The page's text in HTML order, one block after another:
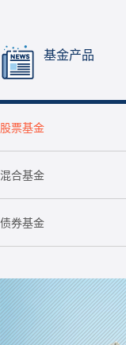
基金产品
股票基金
混合基金
债券基金